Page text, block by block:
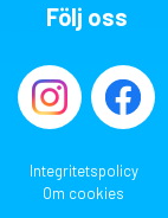
Följ oss
Integritetspolicy
Om cookies